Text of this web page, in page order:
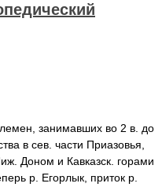
занимавших во 2 в. до
в сев. части Приазовья,
Доном и Кавказск. горами
р. Егорлык, приток р.